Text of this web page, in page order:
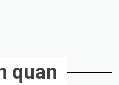
quan